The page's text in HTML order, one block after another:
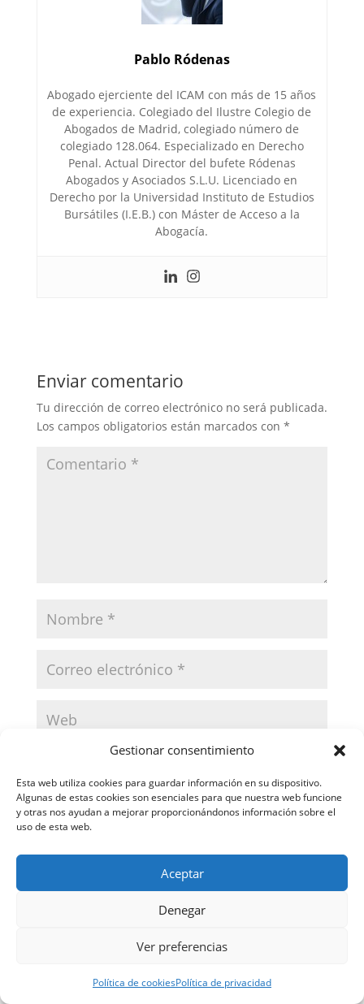
Gestionar consentimiento
Esta web utiliza cookies para guardar información en su dispositivo.
Algunas de estas cookies son esenciales para que nuestra web funcione
y otras nos ayudan a mejorar proporcionándonos información sobre el
uso de esta web.
Aceptar
Denegar
Ver preferencias
Política de cookiesPolítica de privacidad
Pablo Ródenas
Abogado ejerciente del ICAM con más de 15 años
de experiencia. Colegiado del Ilustre Colegio de
Abogados de Madrid, colegiado número de
colegiado 128.064. Especializado en Derecho
Penal. Actual Director del bufete Ródenas
Abogados y Asociados S.L.U. Licenciado en
Derecho por la Universidad Instituto de Estudios
Bursátiles (I.E.B.) con Máster de Acceso a la
Abogacía.
Enviar comentario
Tu dirección de correo electrónico no será publicada.
Los campos obligatorios están marcados con *
Guarda mi nombre, correo electrónico y web en
este navegador para la próxima vez que comente.
Delitos Contra el Honor(15)